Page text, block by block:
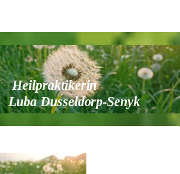
Heilpraktikerin
Luba Dusseldorp-Senyk